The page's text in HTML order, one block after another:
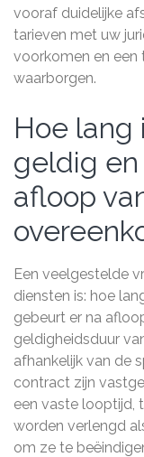
vooraf duidelijke
tarieven met uw
voorkomen en een
waarborgen.
Hoe lang
geldig
afloop
Een veelgestelde
diensten is: hoe
gebeurt er na
geldigheidsduur
afhankelijk van de
contract zijn
een vaste looptijd,
worden verlengd
om ze te